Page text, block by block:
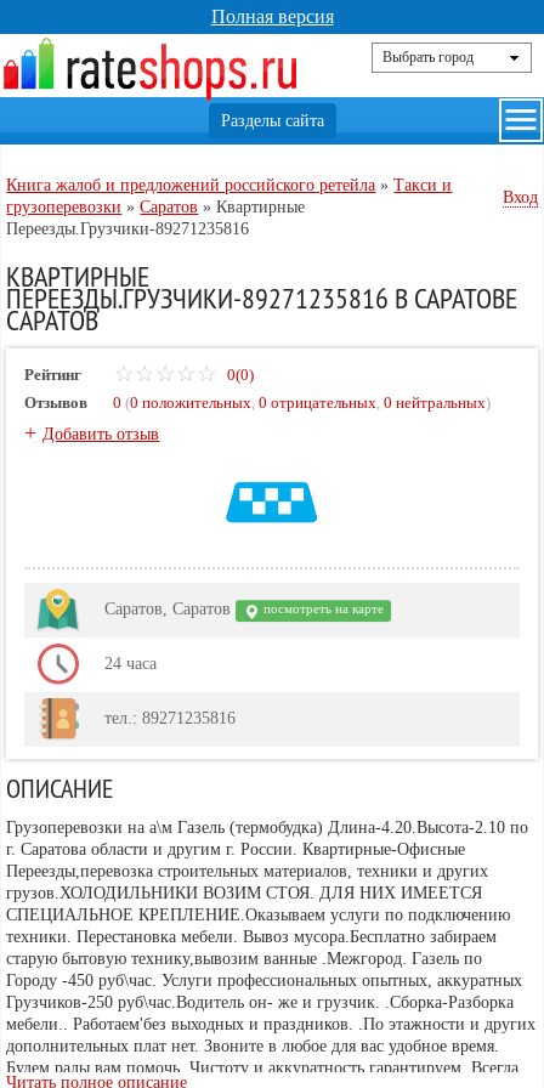
Полная версия
Книга жалоб и предложений российского ретейла »Такси и
грузоперевозки »Саратов »Квартирные
Переезды.Грузчики-89271235816
Вход
КВАРТИРНЫЕ
ПЕРЕЕЗДЫ.ГРУЗЧИКИ-89271235816 В САРАТОВЕ
CАРАТОВ
Рейтинг
0(0)
Отзывов
0 (0 положительных,0 отрицательных,0 нейтральных)
+Добавить отзыв
Саратов, Cаратов посмотреть на карте
24 часа
тел.: 89271235816
ОПИСАНИЕ
Грузоперевозки на а\м Газель (термобудка) Длина-4.20.Высота-2.10 по
г. Саратова области и другим г. России. Квартирные-Офисные
Переезды,перевозка строительных материалов, техники и других
грузов.ХОЛОДИЛЬНИКИ ВОЗИМ СТОЯ. ДЛЯ НИХ ИМЕЕТСЯ
СПЕЦИАЛЬНОЕ КРЕПЛЕНИЕ.Оказываем услуги по подключению
техники. Перестановка мебели. Вывоз мусора.Бесплатно забираем
старую бытовую технику,вывозим ванные .Межгород. Газель по
Городу -450 руб\час. Услуги профессиональных опытных, аккуратных
Грузчиков-250 руб\час.Водитель он- же и грузчик. .Сборка-Разборка
мебели.. Работаем'без выходных и праздников. .По этажности и других
дополнительных плат нет. Звоните в любое для вас удобное время.
Будем рады вам помочь .Чистоту и аккуратность гарантируем. Всегда
Читать полное описание